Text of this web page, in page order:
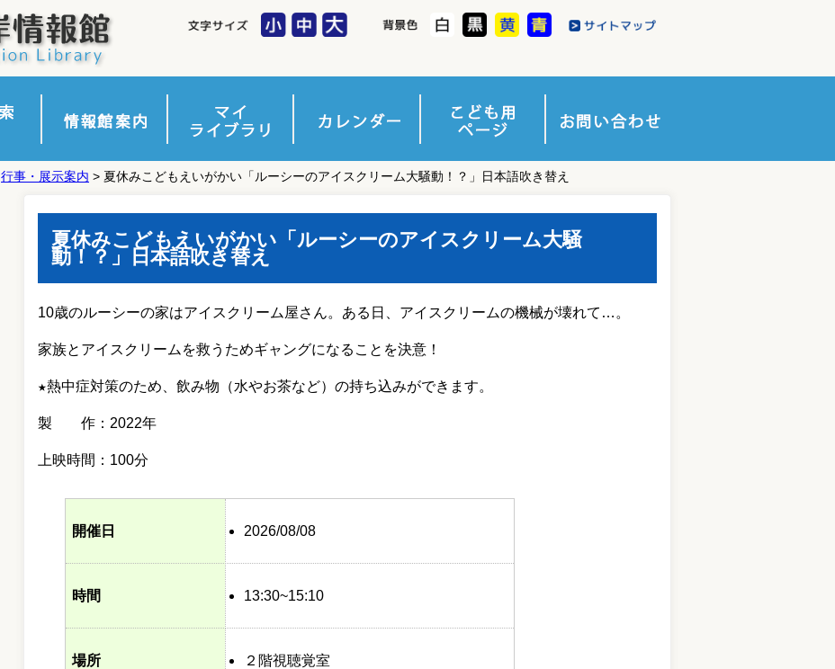
利用案内
利用案内(電子図書館)
施設案内
行事・展示案内
図書館バス案内
地図・お問合せ先 ログイン
貸出状況一覧
予約状況一覧
お気に入りリスト
希望ジャンル新着
登録情報変更
新規パスワード登録
行事・展示案内 > 夏休みこどもえいがかい「ルーシーのアイスクリーム大騒動！？」日本語吹き替え
夏休みこどもえいがかい「ルーシーのアイスクリーム大騒
動！？」日本語吹き替え
10歳のルーシーの家はアイスクリーム屋さん。ある日、アイスクリームの機械が壊れて…。
家族とアイスクリームを救うためギャングになることを決意！
★熱中症対策のため、飲み物（水やお茶など）の持ち込みができます。
製 作：2022年
上映時間：100分
開催日 2026/08/08
時間 13:30~15:10
場所 ２階視聴覚室